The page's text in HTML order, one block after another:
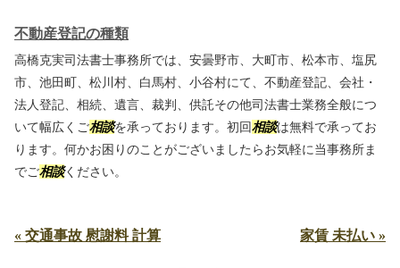
不動産登記の種類
高橋克実司法書士事務所では、安曇野市、大町市、松本市、塩尻
市、池田町、松川村、白馬村、小谷村にて、不動産登記、会社・
法人登記、相続、遺言、裁判、供託その他司法書士業務全般につ
いて幅広くご相談を承っております。初回相談は無料で承ってお
ります。何かお困りのことがございましたらお気軽に当事務所ま
でご相談ください。
« 交通事故 慰謝料 計算 家賃 未払い »